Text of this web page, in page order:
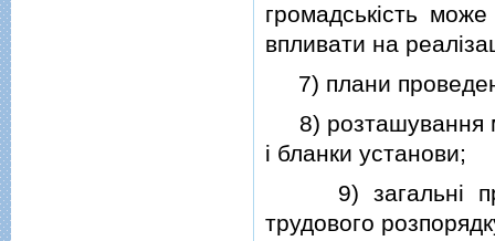
громадськiсть
впливати на
7) плани
8) розташування
i бланки установи;
9) загальнi
трудового